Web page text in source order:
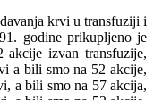
krvi u transfuziji i
godine prikupljeno je
izvan transfuzije,
a bili smo na 52 akcije,
a bili smo na 57 akcija,